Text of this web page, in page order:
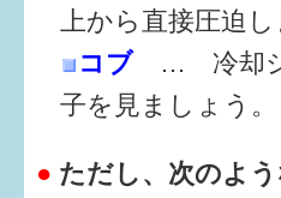
上から直接圧迫し
コブ
… 冷却シ
子を見ましょう。
● ただし、次のよ
妊娠
出産〜3か月